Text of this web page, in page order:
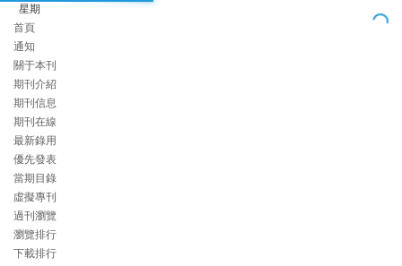
星期
首頁
通知
關于本刊
期刊介紹
期刊信息
期刊在線
最新錄用
優先發表
當期目錄
虛擬專刊
過刊瀏覽
瀏覽排行
下載排行